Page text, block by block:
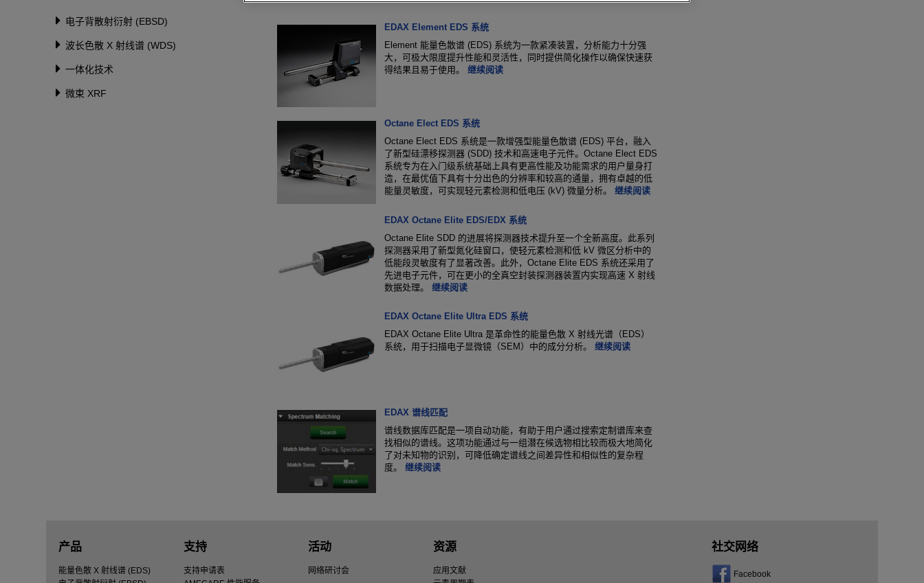
电子背散射衍射 (EBSD)
波长色散 X 射线谱 (WDS)
一体化技术
微束 XRF
EDAX Element EDS 系统
Element 能量色散谱 (EDS) 系统为一款紧凑装置，分析能力十分强
大，可极大限度提升性能和灵活性，同时提供简化操作以确保快速获
得结果且易于使用。 继续阅读
Octane Elect EDS 系统
Octane Elect EDS 系统是一款增强型能量色散谱 (EDS) 平台，融入
了新型硅漂移探测器 (SDD) 技术和高速电子元件。Octane Elect EDS
系统专为在入门级系统基础上具有更高性能及功能需求的用户量身打
造，在最优值下具有十分出色的分辨率和较高的通量，拥有卓越的低
能量灵敏度，可实现轻元素检测和低电压 (kV) 微量分析。 继续阅读
EDAX Octane Elite EDS/EDX 系统
Octane Elite SDD 的进展将探测器技术提升至一个全新高度。此系列
探测器采用了新型氮化硅窗口，使轻元素检测和低 kV 微区分析中的
低能段灵敏度有了显著改善。此外，Octane Elite EDS 系统还采用了
先进电子元件，可在更小的全真空封装探测器装置内实现高速 X 射线
数据处理。 继续阅读
EDAX Octane Elite Ultra EDS 系统
EDAX Octane Elite Ultra 是革命性的能量色散 X 射线光谱（EDS）
系统，用于扫描电子显微镜（SEM）中的成分分析。 继续阅读
EDAX 谱线匹配
谱线数据库匹配是一项自动功能，有助于用户通过搜索定制谱库来查
找相似的谱线。这项功能通过与一组潜在候选物相比较而极大地简化
了对未知物的识别，可降低确定谱线之间差异性和相似性的复杂程
度。 继续阅读
产品
能量色散 X 射线谱 (EDS)
支持
支持申请表
活动
网络研讨会
资源
应用文献
社交网络
Facebook